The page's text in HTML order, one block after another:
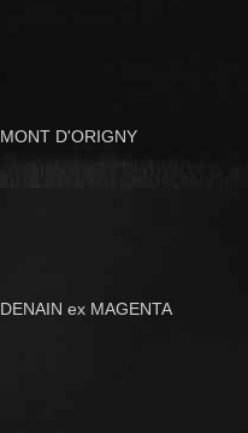
MONT D'ORIGNY
DENAIN ex MAGENTA